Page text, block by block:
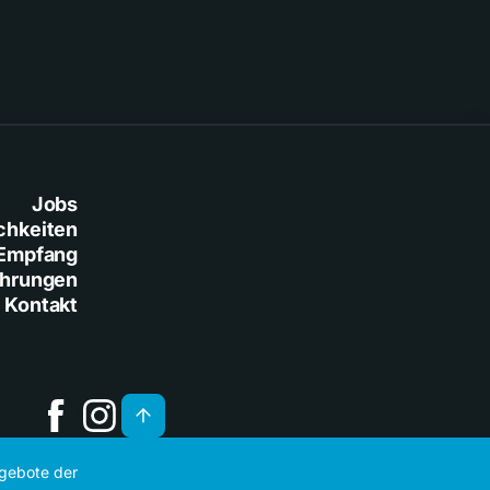
Jobs
Kontakt
der